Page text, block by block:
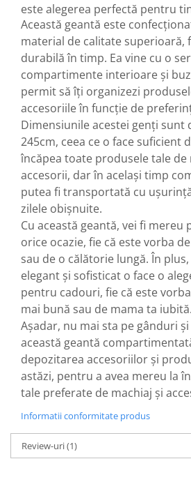
este alegerea perfectă pentru
Această geantă este
material de calitate superioară,
durabilă în timp. Ea vine cu o
compartimente interioare și
permit să îți organizezi
accesoriile în funcție de
Dimensiunile acestei genți sunt
245cm, ceea ce o face suficient
încăpea toate produsele tale de
accesorii, dar în același timp
putea fi transportată cu
zilele obișnuite.
Cu această geantă, vei fi
orice ocazie, fie că este vorba
sau de o călătorie lungă. În
elegant și sofisticat o face o
pentru cadouri, fie că este
mai bună sau de mama ta iubită.
Așadar, nu mai sta pe gânduri
această geantă
depozitarea accesoriilor și
astăzi, pentru a avea mereu la
tale preferate de machiaj și
Informatii conformitate produs
Review-uri(1)